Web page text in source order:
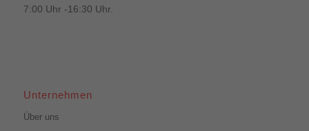
7:00 Uhr -16:30 Uhr.
Unternehmen
Über uns